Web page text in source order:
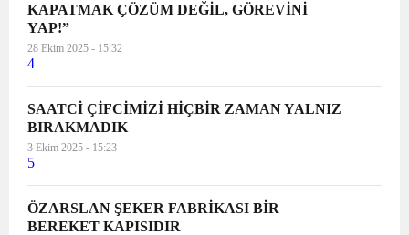
KAPATMAK ÇÖZÜM DEĞİL, GÖREVİNİ
YAP!”
28 Ekim 2025 - 15:32
4
SAATCİ ÇİFCİMİZİ HİÇBİR ZAMAN YALNIZ
BIRAKMADIK
3 Ekim 2025 - 15:23
5
ÖZARSLAN ŞEKER FABRİKASI BİR
BEREKET KAPISIDIR